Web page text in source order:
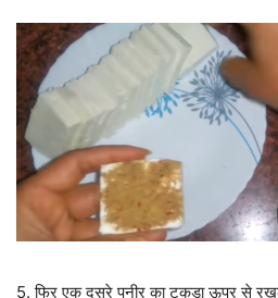
5. फिर एक दूसरे पनीर का टुकड़ा ऊपर से